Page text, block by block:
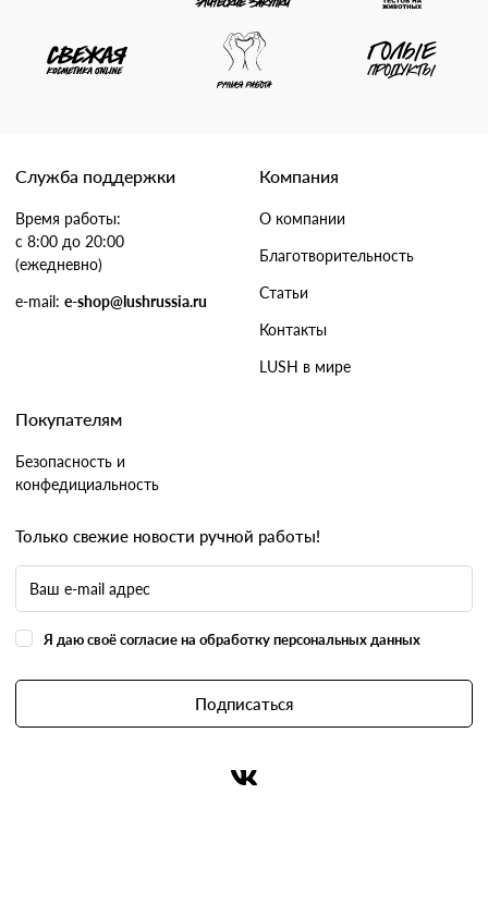
Служба поддержки
Время работы:
с 8:00 до 20:00
(ежедневно)
e-mail: e-shop@lushrussia.ru
Компания
О компании
Благотворительность
Статьи
Контакты
LUSH в мире
Покупателям
Безопасность и
конфедициальность
Только свежие новости ручной работы!
Я даю своё согласие на обработку персональных данных
Подписаться